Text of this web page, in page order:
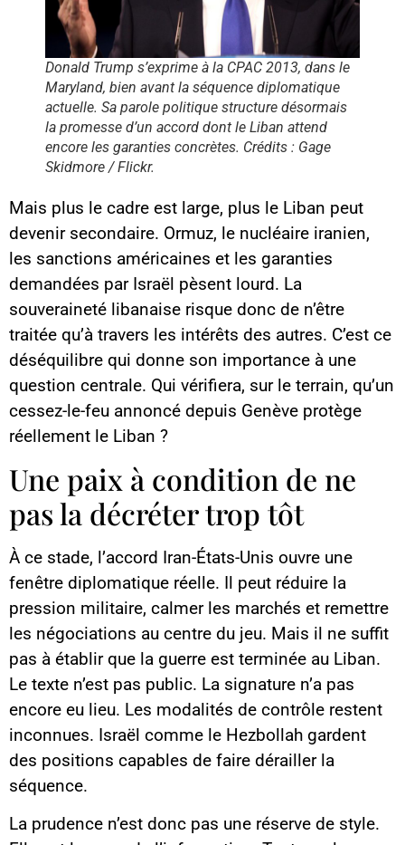
Donald Trump s’exprime à la CPAC 2013, dans le
Maryland, bien avant la séquence diplomatique
actuelle. Sa parole politique structure désormais
la promesse d’un accord dont le Liban attend
encore les garanties concrètes. Crédits : Gage
Skidmore / Flickr.
Mais plus le cadre est large, plus le Liban peut
devenir secondaire. Ormuz, le nucléaire iranien,
les sanctions américaines et les garanties
demandées par Israël pèsent lourd. La
souveraineté libanaise risque donc de n’être
traitée qu’à travers les intérêts des autres. C’est ce
déséquilibre qui donne son importance à une
question centrale. Qui vérifiera, sur le terrain, qu’un
cessez-le-feu annoncé depuis Genève protège
réellement le Liban ?
Une paix à condition de ne
pas la décréter trop tôt
À ce stade, l’accord Iran-États-Unis ouvre une
fenêtre diplomatique réelle. Il peut réduire la
pression militaire, calmer les marchés et remettre
les négociations au centre du jeu. Mais il ne suffit
pas à établir que la guerre est terminée au Liban.
Le texte n’est pas public. La signature n’a pas
encore eu lieu. Les modalités de contrôle restent
inconnues. Israël comme le Hezbollah gardent
des positions capables de faire dérailler la
séquence.
La prudence n’est donc pas une réserve de style.